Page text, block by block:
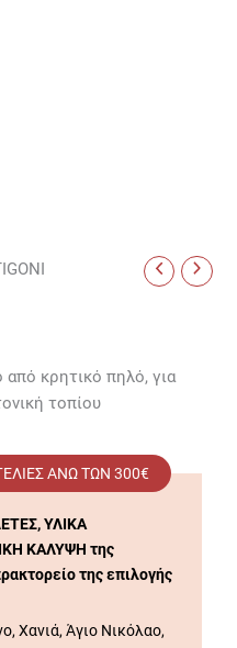
από κρητικό πηλό, για
τοπίου
ΑΝΩ ΤΩΝ 300€
ΥΛΙΚΑ
ΚΑΛΥΨΗ της
της επιλογής
Χανιά, Άγιο Νικόλαο,